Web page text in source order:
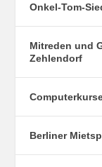
Onkel-Tom-
Mitreden und
Zehlendorf
Berliner